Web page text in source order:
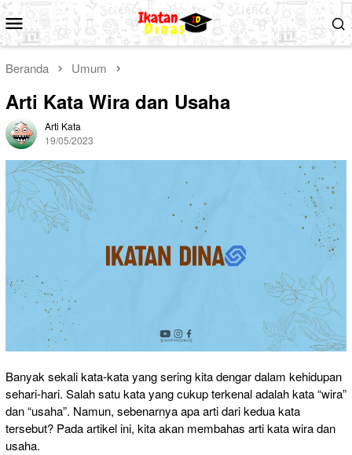
Loncat
ke
konten
Menu
Mobile
Beranda Umum
Arti Kata Wira dan Usaha
Arti Kata
19/05/2023
Banyak sekali kata-kata yang sering kita dengar dalam kehidupan
sehari-hari. Salah satu kata yang cukup terkenal adalah kata “wira”
dan “usaha”. Namun, sebenarnya apa arti dari kedua kata
tersebut? Pada artikel ini, kita akan membahas arti kata wira dan
usaha.